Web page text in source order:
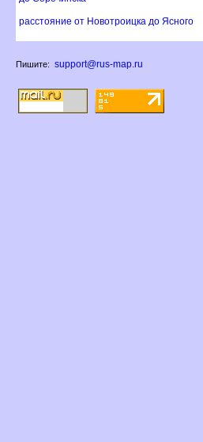
расстояние от Новотроицка до Ясного
Пишите: support@rus-map.ru